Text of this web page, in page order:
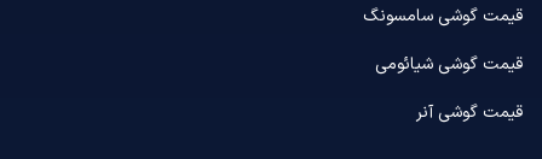
قیمت گوشی سامسونگ
قیمت گوشی شیائومی
قیمت گوشی آنر